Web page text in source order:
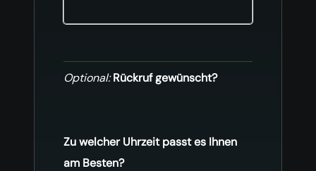
Optional:Rückruf gewünscht?
Zu welcher Uhrzeit passt es Ihnen
am Besten?